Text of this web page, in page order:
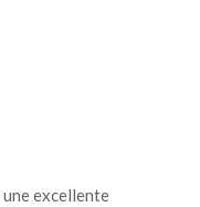
une excellente